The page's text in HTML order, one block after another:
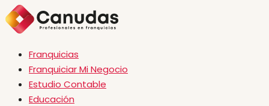
Franquicias
Franquiciar Mi Negocio
Estudio Contable
Educación